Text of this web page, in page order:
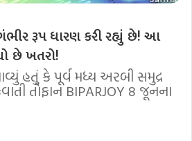
રૂપ ધારણ કરી રહ્યું છે! આ
છે ખતરો!
હતું કે પૂર્વ મધ્ય અરબી સમુદ્ર
તોફાન BIPARJOY 8 જૂનના